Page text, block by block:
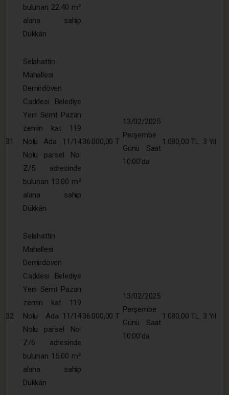
bulunan 22.40 m²
alana sahip
Dükkân
31
Selahattin
Mahallesi
Demirdöven
Caddesi Belediye
Yeni Semt Pazarı
zemin kat 119
Nolu Ada 11/14
Nolu parsel No:
Z/5 adresinde
bulunan 13.00 m²
alana sahip
Dükkân
36.000,00 T
13/02/2025
Perşembe
Günü Saat
10:00’da
1.080,00 TL 3 Yıl
32
Selahattin
Mahallesi
Demirdöven
Caddesi Belediye
Yeni Semt Pazarı
zemin kat 119
Nolu Ada 11/14
Nolu parsel No:
Z/6 adresinde
bulunan 15.00 m²
alana sahip
Dükkân
36.000,00 T
13/02/2025
Perşembe
Günü Saat
10:00’da
1.080,00 TL 3 Yıl